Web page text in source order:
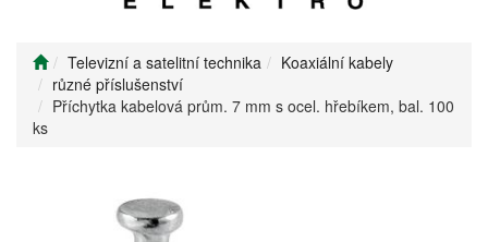
Televizní a satelitní technika
Koaxiální kabely
různé příslušenství
Příchytka kabelová prům. 7 mm s ocel. hřebíkem, bal. 100
ks